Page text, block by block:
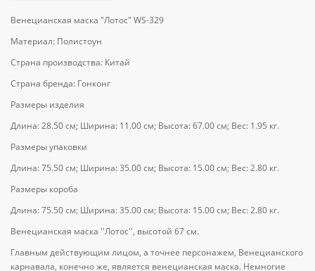
Венецианская маска "Лотос" WS-329
Материал: Полистоун
Страна производства: Китай
Страна бренда: Гонконг
Размеры изделия
Длина: 28.50 см; Ширина: 11.00 см; Высота: 67.00 см; Вес: 1.95 кг.
Размеры упаковки
Длина: 75.50 см; Ширина: 35.00 см; Высота: 15.00 см; Вес: 2.80 кг.
Размеры короба
Длина: 75.50 см; Ширина: 35.00 см; Высота: 15.00 см; Вес: 2.80 кг.
Венецианская маска ''Лотос'', высотой 67 см.
Главным действующим лицом, а точнее персонажем, Венецианского
карнавала, конечно же, является венецианская маска. Немногие